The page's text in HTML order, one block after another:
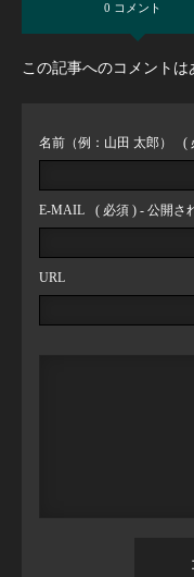
0 コメント
この記事へのコメントは
名前（例：山田 太郎） (
E-MAIL ( 必須 ) - 公開さ
URL